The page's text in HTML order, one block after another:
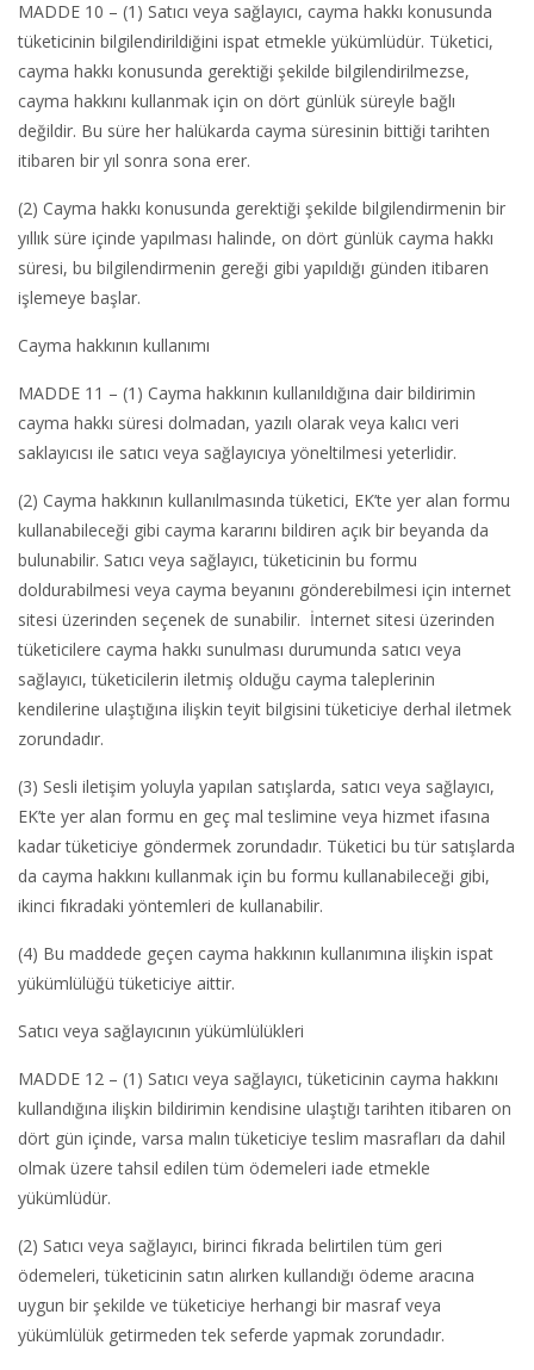
MADDE 10 – (1) Satıcı veya sağlayıcı, cayma hakkı konusunda
tüketicinin bilgilendirildiğini ispat etmekle yükümlüdür. Tüketici,
cayma hakkı konusunda gerektiği şekilde bilgilendirilmezse,
cayma hakkını kullanmak için on dört günlük süreyle bağlı
değildir. Bu süre her halükarda cayma süresinin bittiği tarihten
itibaren bir yıl sonra sona erer.
(2) Cayma hakkı konusunda gerektiği şekilde bilgilendirmenin bir
yıllık süre içinde yapılması halinde, on dört günlük cayma hakkı
süresi, bu bilgilendirmenin gereği gibi yapıldığı günden itibaren
işlemeye başlar.
Cayma hakkının kullanımı
MADDE 11 – (1) Cayma hakkının kullanıldığına dair bildirimin
cayma hakkı süresi dolmadan, yazılı olarak veya kalıcı veri
saklayıcısı ile satıcı veya sağlayıcıya yöneltilmesi yeterlidir.
(2) Cayma hakkının kullanılmasında tüketici, EK’te yer alan formu
kullanabileceği gibi cayma kararını bildiren açık bir beyanda da
bulunabilir. Satıcı veya sağlayıcı, tüketicinin bu formu
doldurabilmesi veya cayma beyanını gönderebilmesi için internet
sitesi üzerinden seçenek de sunabilir. İnternet sitesi üzerinden
tüketicilere cayma hakkı sunulması durumunda satıcı veya
sağlayıcı, tüketicilerin iletmiş olduğu cayma taleplerinin
kendilerine ulaştığına ilişkin teyit bilgisini tüketiciye derhal iletmek
zorundadır.
(3) Sesli iletişim yoluyla yapılan satışlarda, satıcı veya sağlayıcı,
EK’te yer alan formu en geç mal teslimine veya hizmet ifasına
kadar tüketiciye göndermek zorundadır. Tüketici bu tür satışlarda
da cayma hakkını kullanmak için bu formu kullanabileceği gibi,
ikinci fıkradaki yöntemleri de kullanabilir.
(4) Bu maddede geçen cayma hakkının kullanımına ilişkin ispat
yükümlülüğü tüketiciye aittir.
Satıcı veya sağlayıcının yükümlülükleri
MADDE 12 – (1) Satıcı veya sağlayıcı, tüketicinin cayma hakkını
kullandığına ilişkin bildirimin kendisine ulaştığı tarihten itibaren on
dört gün içinde, varsa malın tüketiciye teslim masrafları da dahil
olmak üzere tahsil edilen tüm ödemeleri iade etmekle
yükümlüdür.
(2) Satıcı veya sağlayıcı, birinci fıkrada belirtilen tüm geri
ödemeleri, tüketicinin satın alırken kullandığı ödeme aracına
uygun bir şekilde ve tüketiciye herhangi bir masraf veya
yükümlülük getirmeden tek seferde yapmak zorundadır.